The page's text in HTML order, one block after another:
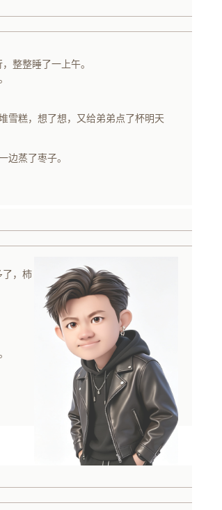
整整睡了一上午。
雪糕，想了想，又给弟弟点了杯明天
边蒸了枣子。
了，柿